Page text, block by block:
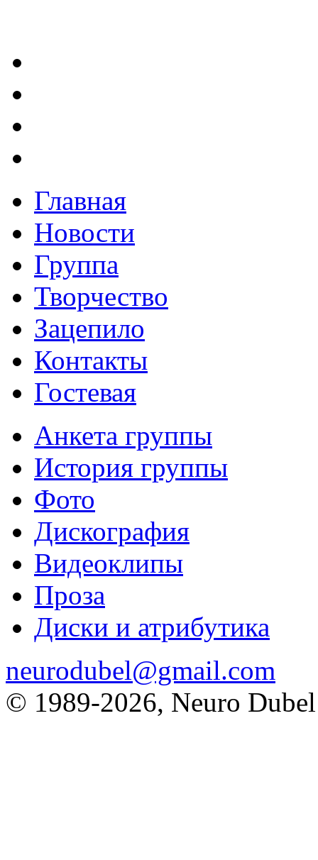
Главная
Новости
Группа
Творчество
Зацепило
Контакты
Гостевая
Анкета группы
История группы
Фото
Дискография
Видеоклипы
Проза
Диски и атрибутика
neurodubel@gmail.com
© 1989-2026, Neuro Dubel